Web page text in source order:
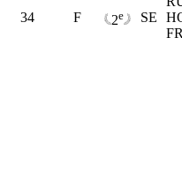
34 F 2e SE